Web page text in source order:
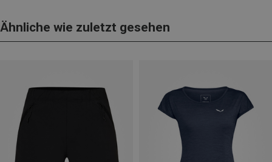
Ähnliche wie zuletzt gesehen